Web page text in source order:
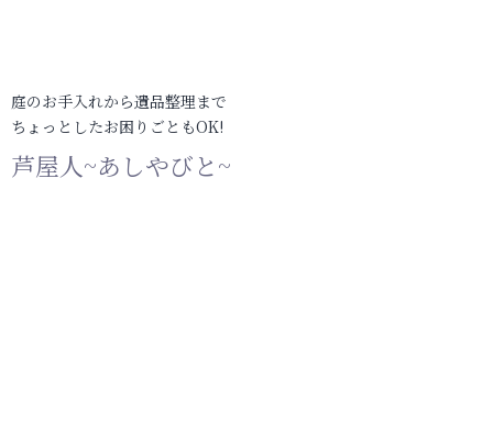
庭のお手入れから遺品整理まで
ちょっとしたお困りごともOK!
芦屋人~あしやびと~